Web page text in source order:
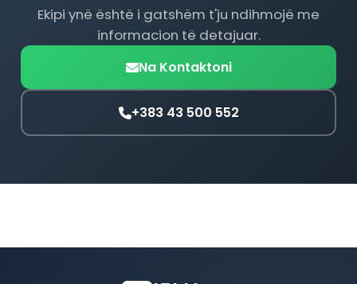
Ekipi ynë është i gatshëm t'ju ndihmojë me
informacion të detajuar.
Na Kontaktoni
+383 43 500 552